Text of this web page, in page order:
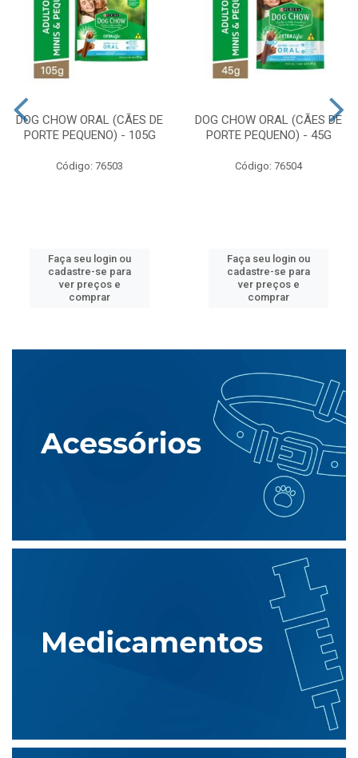
DOG CHOW ORAL (CÃES DE
PORTE PEQUENO) - 105G
Código: 76503
Faça seu login ou
cadastre-se para
ver preços e
comprar
DOG CHOW ORAL (CÃES DE
PORTE PEQUENO) - 45G
Código: 76504
Faça seu login ou
cadastre-se para
ver preços e
comprar